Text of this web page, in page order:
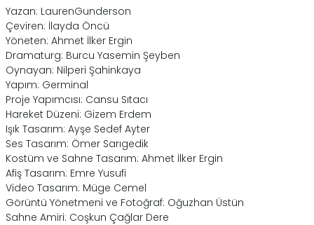
Yazan: LaurenGunderson
Çeviren: İlayda Öncü
Yöneten: Ahmet İlker Ergin
Dramaturg: Burcu Yasemin Şeyben
Oynayan: Nilperi Şahinkaya
Yapım: Germinal
Proje Yapımcısı: Cansu Sıtacı
Hareket Düzeni: Gizem Erdem
Işık Tasarım: Ayşe Sedef Ayter
Ses Tasarım: Ömer Sarıgedik
Kostüm ve Sahne Tasarım: Ahmet İlker Ergin
Afiş Tasarım: Emre Yusufi
Video Tasarım: Müge Cemel
Görüntü Yönetmeni ve Fotoğraf: Oğuzhan Üstün
Sahne Amiri: Coşkun Çağlar Dere